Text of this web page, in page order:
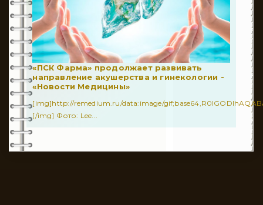
«ПСК Фарма» продолжает развивать
направление акушерства и гинекологии -
«Новости Медицины»
[img]http://remedium.ru/dаta:image/
[/img] Фото: Lee...